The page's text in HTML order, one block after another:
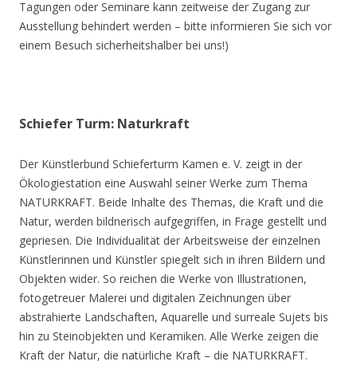
Tagungen oder Seminare kann zeitweise der Zugang zur
Ausstellung behindert werden – bitte informieren Sie sich vor
einem Besuch sicherheitshalber bei uns!)
Schiefer Turm: Naturkraft
Der Künstlerbund Schieferturm Kamen e. V. zeigt in der
Ökologiestation eine Auswahl seiner Werke zum Thema
NATURKRAFT. Beide Inhalte des Themas, die Kraft und die
Natur, werden bildnerisch aufgegriffen, in Frage gestellt und
gepriesen. Die Individualität der Arbeitsweise der einzelnen
Künstlerinnen und Künstler spiegelt sich in ihren Bildern und
Objekten wider. So reichen die Werke von Illustrationen,
fotogetreuer Malerei und digitalen Zeichnungen über
abstrahierte Landschaften, Aquarelle und surreale Sujets bis
hin zu Steinobjekten und Keramiken. Alle Werke zeigen die
Kraft der Natur, die natürliche Kraft – die NATURKRAFT.